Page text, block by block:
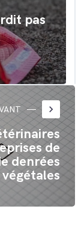
pas
keyboard_arrow_right
de
denrées
végétales